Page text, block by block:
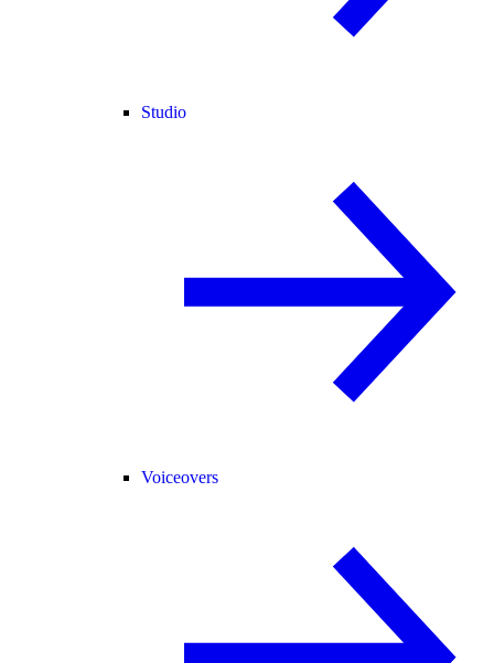
Studio
Voiceovers